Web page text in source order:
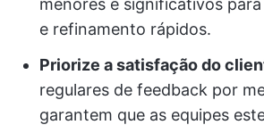
menores e significativos
e refinamento rápidos.
Priorize a satisfação do
regulares de feedback por
garantem que as equipes